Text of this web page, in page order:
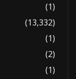
(1)
(13,332)
(1)
(2)
(1)